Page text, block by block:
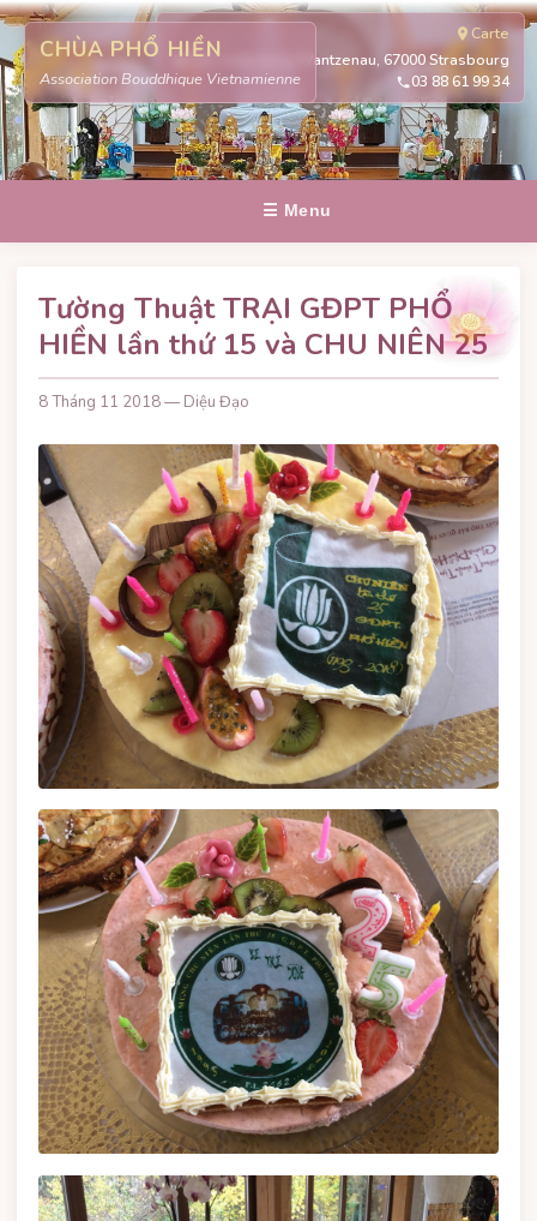
CHÙA PHỔ HIỀN
Association Bouddhique Vietnamienne
Carte
311 route de la Wantzenau, 67000 Strasbourg
03 88 61 99 34
☰ Menu
Tường Thuật TRẠI GĐPT PHỔ
HIỀN lần thứ 15 và CHU NIÊN 25
8 Tháng 11 2018 — Diệu Đạo